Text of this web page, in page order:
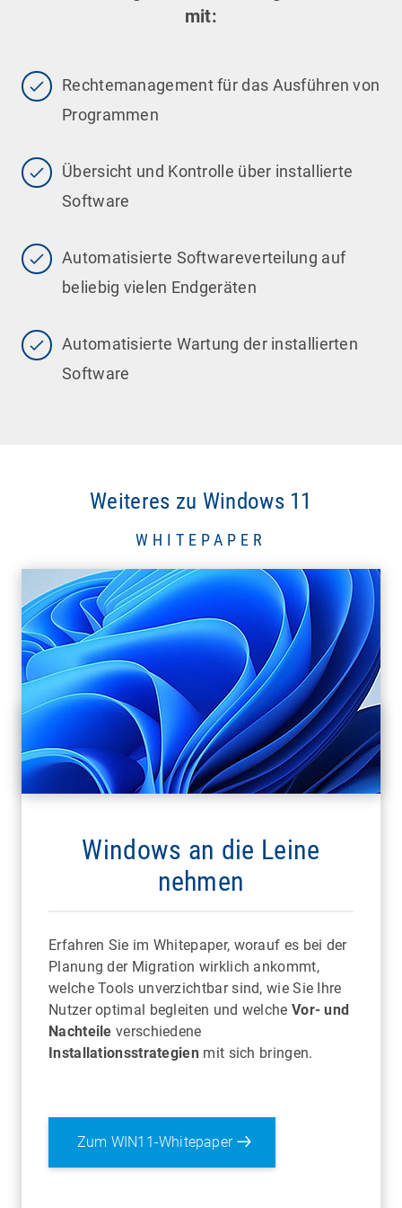
mit:
Rechtemanagement für das Ausführen von
Programmen
Übersicht und Kontrolle über installierte
Software
Automatisierte Softwareverteilung auf
beliebig vielen Endgeräten
Automatisierte Wartung der installierten
Software
Weiteres zu Windows 11
WHITEPAPER
Windows an die Leine
nehmen
Erfahren Sie im Whitepaper, worauf es bei der
Planung der Migration wirklich ankommt,
welche Tools unverzichtbar sind, wie Sie Ihre
Nutzer optimal begleiten und welche Vor- und
Nachteile verschiedene
Installationsstrategien mit sich bringen.
Zum WIN11-Whitepaper